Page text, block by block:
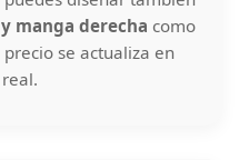
manga derecha como
se actualiza en